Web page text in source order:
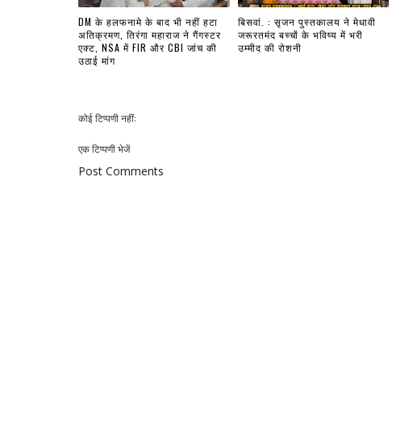
DM के हलफनामे के बाद भी नहीं हटा
अतिक्रमण, तिरंगा महाराज ने गैंगस्टर
एक्ट, NSA में FIR और CBI जांच की
उठाई मांग
बिसवां. : सृजन पुस्तकालय ने मेधावी
जरूरतमंद बच्चों के भविष्य में भरी
उम्मीद की रोशनी
कोई टिप्पणी नहीं:
एक टिप्पणी भेजें
Post Comments